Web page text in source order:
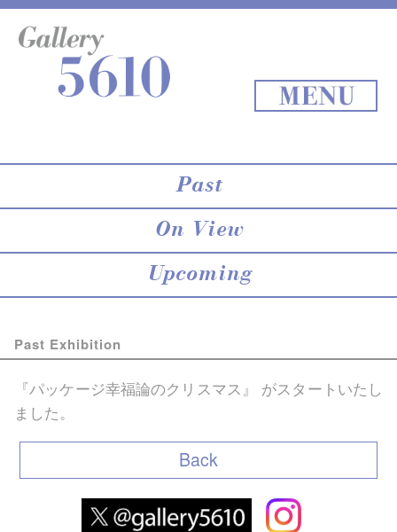
MENU
Exhibition
About 5610
Archives
Map
online store
Staff Blog
Past
On View
Upcoming
Past Exhibition
『パッケージ幸福論のクリスマス』 がスタートいたし
ました。
Back